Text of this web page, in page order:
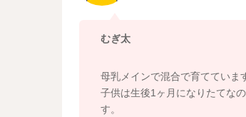
むぎ太
母乳メインで混合で育てていま
子供は生後1ヶ月になりたてな
す。